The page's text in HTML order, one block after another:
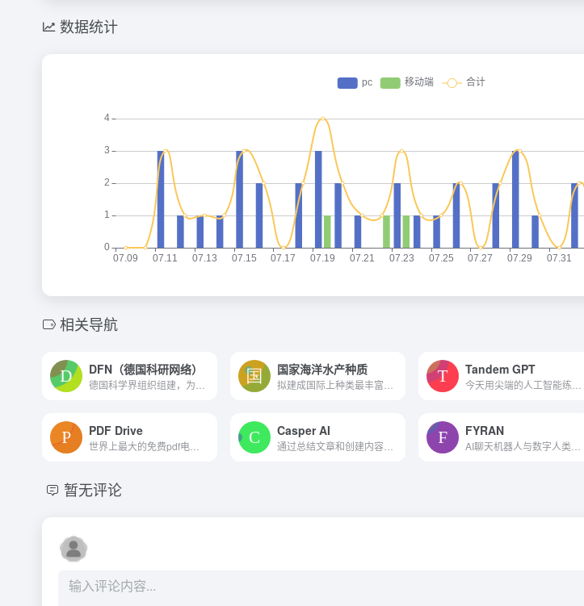
数据统计
相关导航
DFN（德国科研网络） 国家海洋水产种质 Tandem GPT
PDF Drive Casper AI
通过总结文章和创建内容来简化您的工作流程
FYRAN
暂无评论